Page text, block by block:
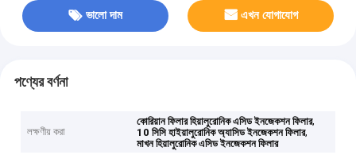
ভালো দাম এখন যোগাযোগ
পণ্যের বর্ণনা
লক্ষণীয় করা
কোরিয়ান ফিলার হিয়ালুরোনিক এসিড ইনজেকশন ফিলার,
10 সিসি হাইয়ালুরোনিক অ্যাসিড ইনজেকশন ফিলার,
মাখন হিয়ালুরোনিক এসিড ইনজেকশন ফিলার